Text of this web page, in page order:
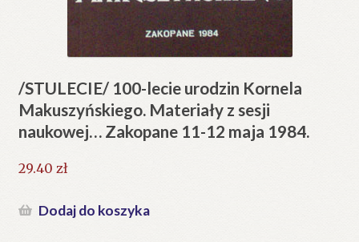
/STULECIE/ 100-lecie urodzin Kornela
Makuszyńskiego. Materiały z sesji
naukowej… Zakopane 11-12 maja 1984.
29.40 zł
Dodaj do koszyka